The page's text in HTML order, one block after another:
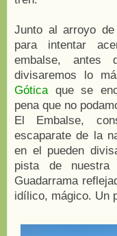
Junto al arroyo
para intentar
embalse, antes
divisaremos lo
Gótica que se
pena que no
El Embalse,
escaparate de la
en el pueden
pista de
Guadarrama
idílico, mágico. Un